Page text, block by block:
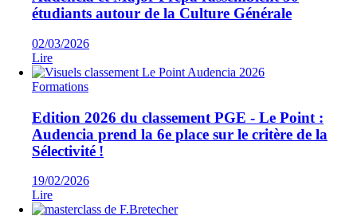
étudiants autour de la Culture Générale
02/03/2026
Lire
Formations
Edition 2026 du classement PGE - Le Point :
Audencia prend la 6e place sur le critère de la
Sélectivité !
19/02/2026
Lire